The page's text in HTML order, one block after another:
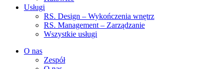
Usługi
RS. Design – Wykończenia wnętrz
RS. Management – Zarządzanie
Wszystkie usługi
O nas
Zespół